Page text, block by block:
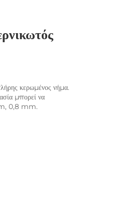
κερωμένος νήμα.
μπορεί να
0,8 mm.